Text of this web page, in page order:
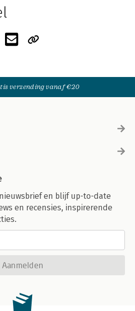
verzending vanaf €20
en blijf up-to-date
en recensies, inspirerende
Aanmelden